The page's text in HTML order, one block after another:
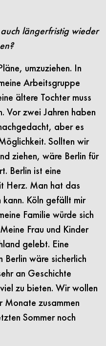
längerfristig wieder
umzuziehen. In
Arbeitsgruppe
ältere Tochter muss
Vor zwei Jahren haben
aber es
Sollten wir
ziehen, wäre Berlin für
Berlin ist eine
Herz. Man hat das
Köln gefällt mir
Familie würde sich
Frau und Kinder
gelebt. Eine
wäre sicherlich
an Geschichte
zu bieten. Wir wollen
Monate zusammen
Sommer noch